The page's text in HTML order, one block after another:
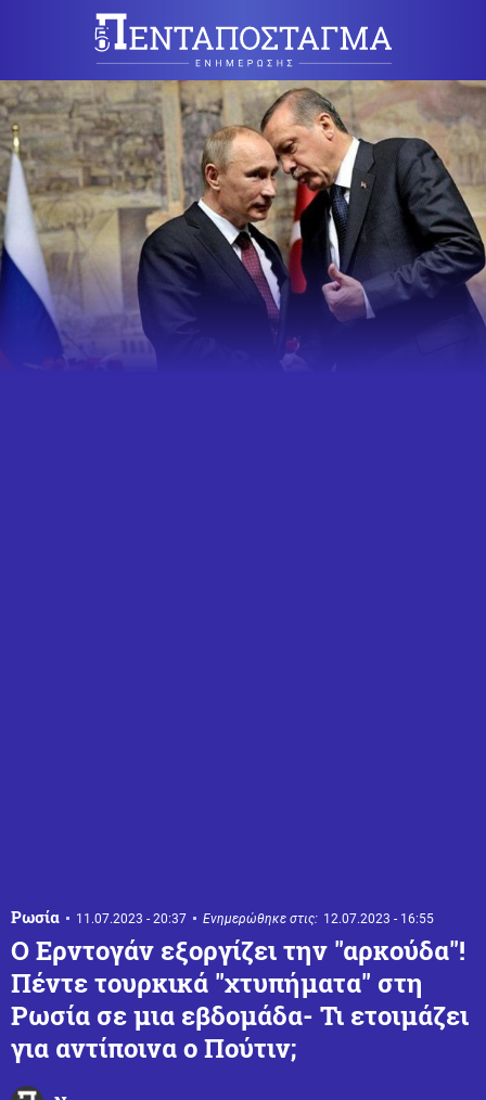
Ρωσία 11.07.2023 - 20:37 Ενημερώθηκε στις: 12.07.2023 - 16:55
Ο Ερντογάν εξοργίζει την "αρκούδα"!
Πέντε τουρκικά "χτυπήματα" στη
Ρωσία σε μια εβδομάδα- Τι ετοιμάζει
για αντίποινα ο Πούτιν;